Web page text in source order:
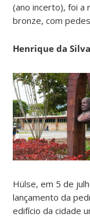
(ano incerto), foi a
bronze, com
Henrique da
Hülse, em 5 de
lançamento da
edifício da cidade